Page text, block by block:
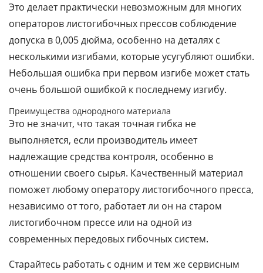
Это делает практически невозможным для многих
операторов листогибочных прессов соблюдение
допуска в 0,005 дюйма, особенно на деталях с
несколькими изгибами, которые усугубляют ошибки.
Небольшая ошибка при первом изгибе может стать
очень большой ошибкой к последнему изгибу.
Преимущества однородного материала
Это не значит, что такая точная гибка не
выполняется, если производитель имеет
надлежащие средства контроля, особенно в
отношении своего сырья. Качественный материал
поможет любому оператору листогибочного пресса,
независимо от того, работает ли он на старом
листогибочном прессе или на одной из
современных передовых гибочных систем.
Старайтесь работать с одним и тем же сервисным